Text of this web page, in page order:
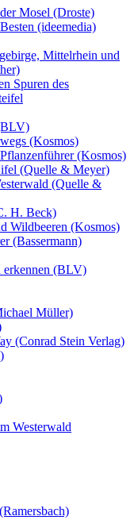
Mosel (Droste)
(ideemedia)
Mittelrhein und
Spuren des
(Kosmos)
(Kosmos)
(Quelle & Meyer)
(Quelle &
H. Beck)
Wildbeeren (Kosmos)
(Bassermann)
erkennen (BLV)
Müller)
(Conrad Stein Verlag)
Westerwald